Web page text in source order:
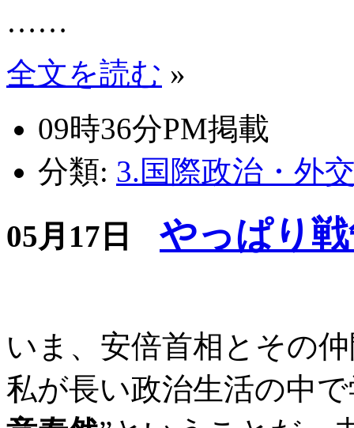
……
全文を読む »
09時36分PM掲載
分類: 3.国際政治・外
05月17日
やっぱり
いま、安倍首相とその
私が長い政治生活の中